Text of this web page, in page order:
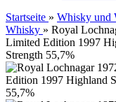
Startseite » Whisky und
Whisky » Royal
Limited Edition 1997
Strength 55,7%